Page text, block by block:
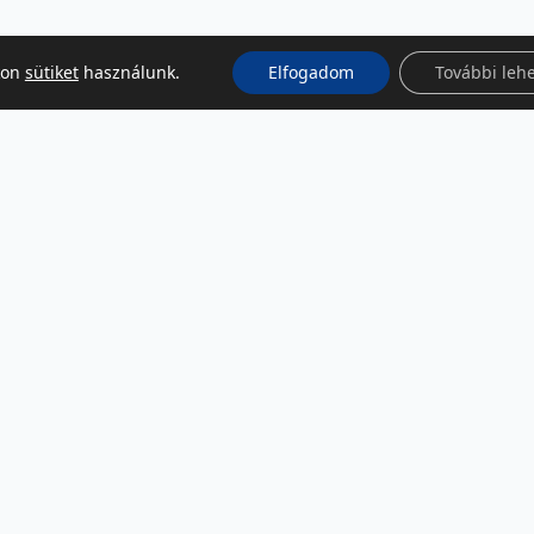
sütikethasználunk. Elfogadom További